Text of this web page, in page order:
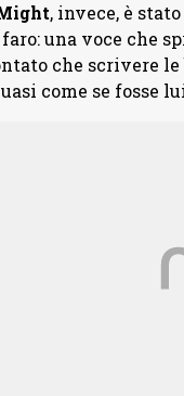
, invece, è
una voce che
che scrivere
come se fosse